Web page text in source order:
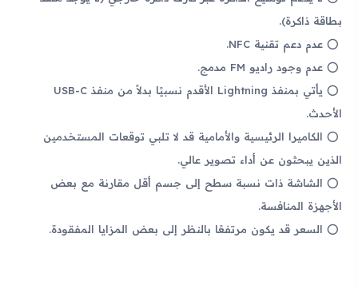
بطاقة ذاكرة).
عدم دعم تقنية NFC.
عدم وجود راديو FM مدمج.
يأتي بمنفذ Lightning الأقدم نسبيًا بدلاً من منفذ USB-C
الأحدث.
الكاميرا الرئيسية والأمامية قد لا تلبي توقعات المستخدمين
الذين يبحثون عن أداء تصوير عالي.
الشاشة ذات نسبة سطح إلى جسم أقل مقارنة مع بعض
الأجهزة المنافسة.
السعر قد يكون مرتفعًا بالنظر إلى بعض المزايا المفقودة.